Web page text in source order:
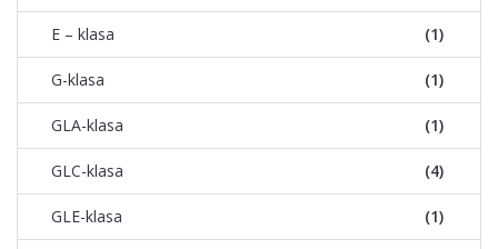
E – klasa (1)
G-klasa (1)
GLA-klasa (1)
GLC-klasa (4)
GLE-klasa (1)